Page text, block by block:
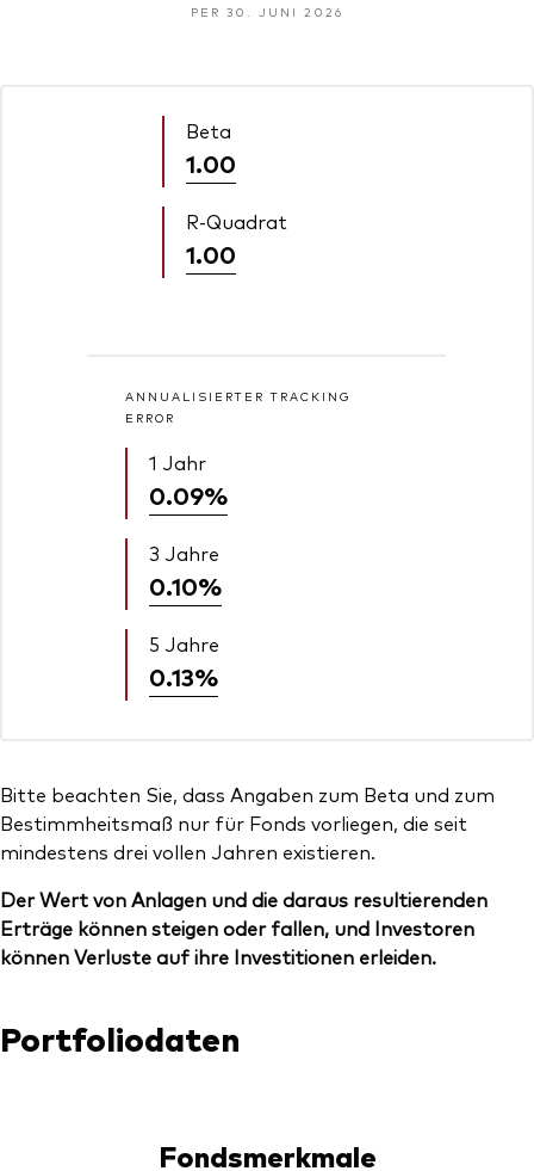
PER 30. JUNI 2026
Beta
1.00
R-Quadrat
1.00
ANNUALISIERTER TRACKING
ERROR
1 Jahr
0.09%
3 Jahre
0.10%
5 Jahre
0.13%
Bitte beachten Sie, dass Angaben zum Beta und zum
Bestimmheitsmaß nur für Fonds vorliegen, die seit
mindestens drei vollen Jahren existieren.
Der Wert von Anlagen und die daraus resultierenden
Erträge können steigen oder fallen, und Investoren
können Verluste auf ihre Investitionen erleiden.
Portfoliodaten
Fondsmerkmale